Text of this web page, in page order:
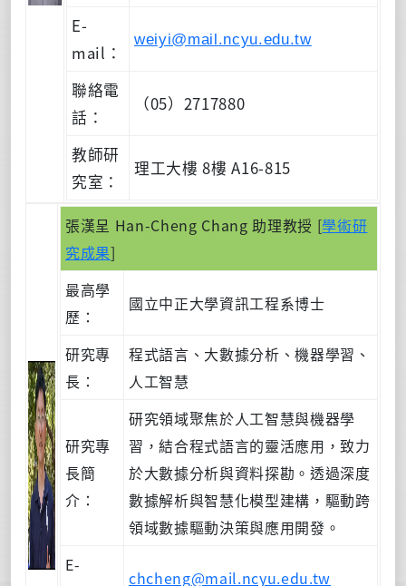
E-
mail：
weiyi@mail.ncyu.edu.tw
聯絡電
話：
（05）2717880
教師研
究室：
理工大樓 8樓 A16-815
張漢呈 Han-Cheng Chang 助理教授 [學術研
究成果]
最高學
歷：
國立中正大學資訊工程系博士
研究專
長：
程式語言、大數據分析、機器學習、
人工智慧
研究專
長簡
介：
研究領域聚焦於人工智慧與機器學
習，結合程式語言的靈活應用，致力
於大數據分析與資料探勘。透過深度
數據解析與智慧化模型建構，驅動跨
領域數據驅動決策與應用開發。
E-
chcheng@mail.ncyu.edu.tw